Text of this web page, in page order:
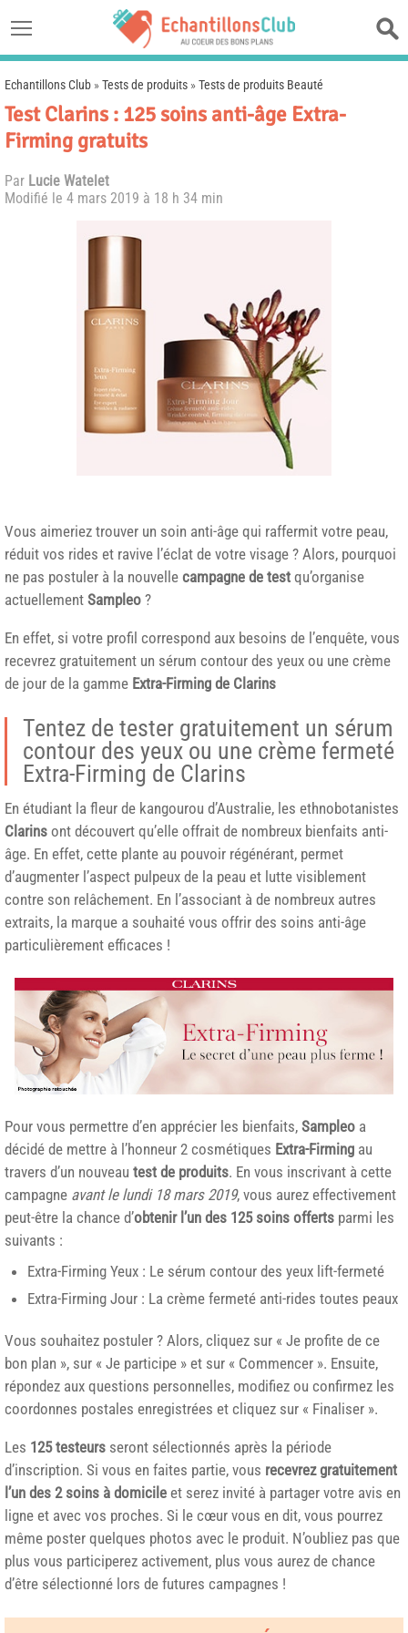
Echantillons Club »Tests de produits »Tests de produits Beauté
Test Clarins : 125 soins anti-âge Extra-
Firming gratuits
Par Lucie Watelet
Modifié le 4 mars 2019 à 18 h 34 min
Vous aimeriez trouver un soin anti-âge qui raffermit votre peau,
réduit vos rides et ravive l’éclat de votre visage ? Alors, pourquoi
ne pas postuler à la nouvelle campagne de test qu’organise
actuellement Sampleo ?
En effet, si votre profil correspond aux besoins de l’enquête, vous
recevrez gratuitement un sérum contour des yeux ou une crème
de jour de la gamme Extra-Firming de Clarins
Tentez de tester gratuitement un sérum
contour des yeux ou une crème fermeté
Extra-Firming de Clarins
En étudiant la fleur de kangourou d’Australie, les ethnobotanistes
Clarins ont découvert qu’elle offrait de nombreux bienfaits anti-
âge. En effet, cette plante au pouvoir régénérant, permet
d’augmenter l’aspect pulpeux de la peau et lutte visiblement
contre son relâchement. En l’associant à de nombreux autres
extraits, la marque a souhaité vous offrir des soins anti-âge
particulièrement efficaces !
Pour vous permettre d’en apprécier les bienfaits, Sampleo a
décidé de mettre à l’honneur 2 cosmétiques Extra-Firming au
travers d’un nouveau test de produits. En vous inscrivant à cette
campagne avant le lundi 18 mars 2019, vous aurez effectivement
peut-être la chance d’obtenir l’un des 125 soins offerts parmi les
suivants :
Extra-Firming Yeux : Le sérum contour des yeux lift-fermeté
Extra-Firming Jour : La crème fermeté anti-rides toutes peaux
Vous souhaitez postuler ? Alors, cliquez sur « Je profite de ce
bon plan », sur « Je participe » et sur « Commencer ». Ensuite,
répondez aux questions personnelles, modifiez ou confirmez les
coordonnes postales enregistrées et cliquez sur « Finaliser ».
Les 125 testeurs seront sélectionnés après la période
d’inscription. Si vous en faites partie, vous recevrez gratuitement
l’un des 2 soins à domicile et serez invité à partager votre avis en
ligne et avec vos proches. Si le cœur vous en dit, vous pourrez
même poster quelques photos avec le produit. N’oubliez pas que
plus vous participerez activement, plus vous aurez de chance
d’être sélectionné lors de futures campagnes !